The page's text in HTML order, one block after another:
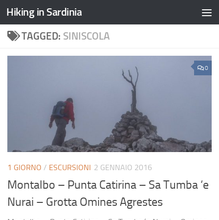
Hiking in Sardinia
TAGGED: SINISCOLA
0
1 GIORNO / ESCURSIONI 2 GENNAIO 2016
Montalbo – Punta Catirina – Sa Tumba ‘e
Nurai – Grotta Omines Agrestes